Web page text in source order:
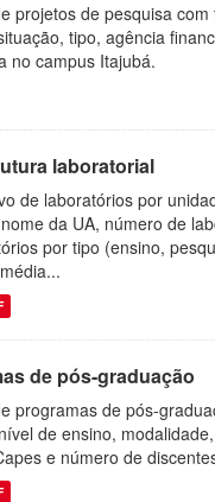
projetos de pesquisa
tipo, agência
no campus Itajubá.
laboratorial
de laboratórios por
da UA, número de
por tipo (ensino,
de pós-graduação
programas de pós-
de ensino,
e número de